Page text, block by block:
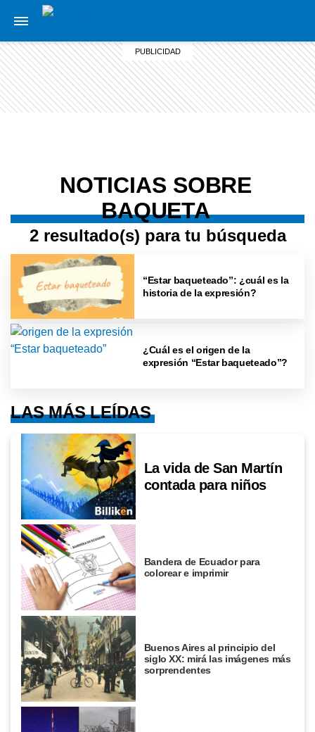
NOTICIAS SOBRE
BAQUETA
2 resultado(s) para tu búsqueda
“Estar baqueteado”: ¿cuál es la
historia de la expresión?
¿Cuál es el origen de la
expresión “Estar baqueteado”?
LAS MÁS LEÍDAS
La vida de San Martín
contada para niños
Bandera de Ecuador para
colorear e imprimir
Buenos Aires al principio del
siglo XX: mirá las imágenes más
sorprendentes